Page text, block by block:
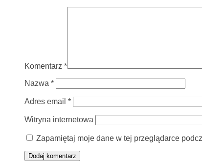
Komentarz *
Nazwa *
Adres email *
Witryna internetowa
Zapamiętaj moje dane w tej przeglądarce